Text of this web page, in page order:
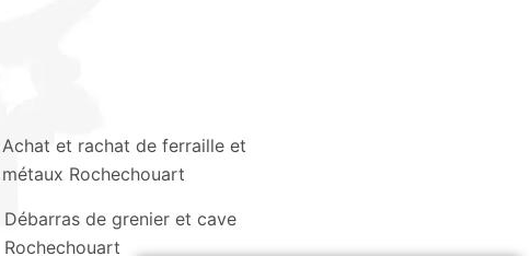
Achat et rachat de ferraille et
métaux Rochechouart
Débarras de grenier et cave
Rochechouart